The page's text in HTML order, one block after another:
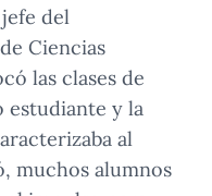
del
Ciencias
las clases de
estudiante y la
al
muchos alumnos